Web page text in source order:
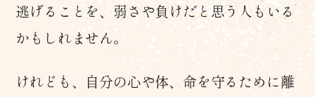
逃げることを、弱さや負けだと思う人もいる
かもしれません。
けれども、自分の心や体、命を守るために離